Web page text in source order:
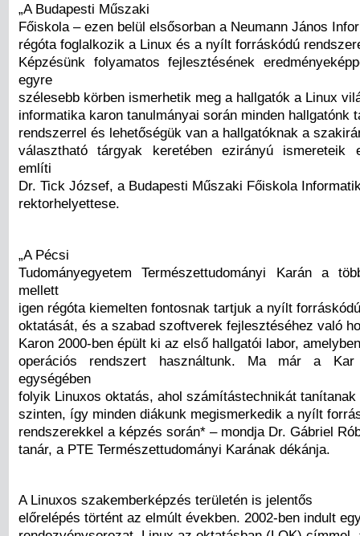
„A Budapesti Műszaki
Főiskola – ezen belül elsősorban a Neumann János
régóta foglalkozik a Linux és a nyílt forráskódú
Képzésünk folyamatos fejlesztésének
egyre
szélesebb körben ismerhetik meg a hallgatók a Linux
informatika karon tanulmányai során minden hallgatónk
rendszerrel és lehetőségük van a hallgatóknak a
választható tárgyak keretében ezirányú ismereteik
említi
Dr. Tick József, a Budapesti Műszaki Főiskola
rektorhelyettese.
„A Pécsi
Tudományegyetem Természettudományi Karán a
mellett
igen régóta kiemelten fontosnak tartjuk a nyílt
oktatását, és a szabad szoftverek fejlesztéséhez való
Karon 2000-ben épült ki az első hallgatói labor,
operációs rendszert használtunk. Ma már a Kar
egységében
folyik Linuxos oktatás, ahol számítástechnikát tanítanak
szinten, így minden diákunk megismerkedik a nyílt
rendszerekkel a képzés során* – mondja Dr. Gábriel
tanár, a PTE Természettudományi Karának dékánja.
A Linuxos szakemberképzés területén is jelentős
előrelépés történt az elmúlt években. 2002-ben indult